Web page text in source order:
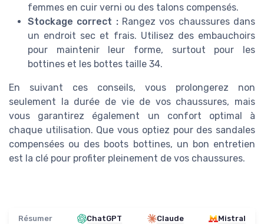
femmes en cuir verni ou des talons compensés.
Stockage correct :Rangez vos chaussures dans
un endroit sec et frais. Utilisez des embauchoirs
pour maintenir leur forme, surtout pour les
bottines et les bottes taille 34.
En suivant ces conseils, vous prolongerez non
seulement la durée de vie de vos chaussures, mais
vous garantirez également un confort optimal à
chaque utilisation. Que vous optiez pour des sandales
compensées ou des boots bottines, un bon entretien
est la clé pour profiter pleinement de vos chaussures.
Résumer ChatGPT Claude Mistral